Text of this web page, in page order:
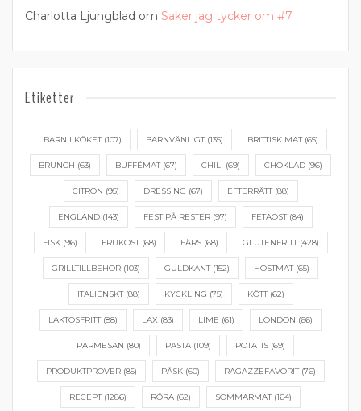
Charlotta Ljungblad om Saker jag tycker om #7
Etiketter
BARN I KÖKET(107) BARNVÄNLIGT(135) BRITTISK MAT(65)
BRUNCH (63) BUFFÉMAT(67) CHILI (69) CHOKLAD (96)
CITRON (95) DRESSING (67) EFTERRÄTT(88)
ENGLAND(143) FEST PÅ RESTER(97) FETAOST(84)
FISK(96) FRUKOST(68) FÄRS(68) GLUTENFRITT(428)
GRILLTILLBEHÖR (103) GULDKANT(152) HÖSTMAT(65)
ITALIENSKT(88) KYCKLING (75) KÖTT(62)
LAKTOSFRITT(88) LAX (83) LIME (61) LONDON (66)
PARMESAN (80) PASTA(109) POTATIS(69)
PRODUKTPROVER(85) PÅSK(60) RAGAZZEFAVORIT(76)
RECEPT(1286) RÖRA (62) SOMMARMAT(164)